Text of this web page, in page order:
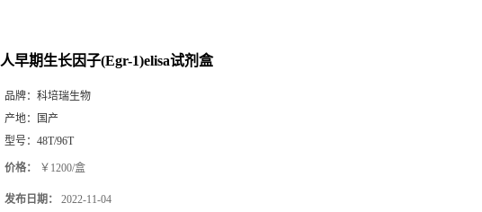
人早期生长因子(Egr-1)elisa试剂盒
品牌： 科培瑞生物
产地：
国产
型号： 48T/96T
价格： ￥1200/盒
发布日期： 2022-11-04